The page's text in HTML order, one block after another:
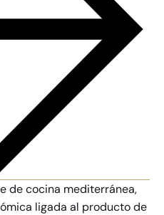
de cocina mediterránea,
ligada al producto de